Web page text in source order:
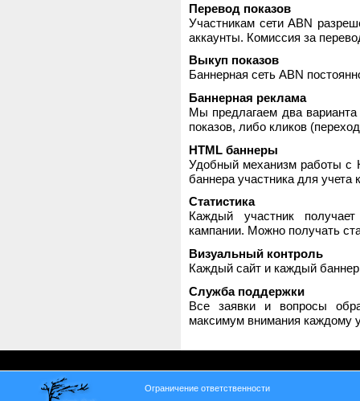
Перевод показов
Участникам сети ABN
аккаунты. Комиссия за
Выкуп показов
Баннерная сеть ABN
Баннерная реклама
Мы предлагаем два
показов, либо кликов
HTML баннеры
Удобный механизм работы с
баннера участника для
Статистика
Каждый участник
кампании. Можно получать
Визуальный контроль
Каждый сайт и каждый
Служба поддержки
Все заявки и вопросы
максимум внимания каждому
Ограничение ответственности